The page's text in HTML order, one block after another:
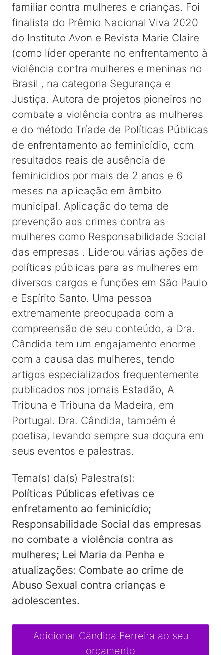
familiar contra mulheres e crianças. Foi
finalista do Prêmio Nacional Viva 2020
do Instituto Avon e Revista Marie Claire
(como líder operante no enfrentamento à
violência contra mulheres e meninas no
Brasil , na categoria Segurança e
Justiça. Autora de projetos pioneiros no
combate a violência contra as mulheres
e do método Tríade de Políticas Públicas
de enfrentamento ao feminicídio, com
resultados reais de ausência de
feminicidios por mais de 2 anos e 6
meses na aplicação em âmbito
municipal. Aplicação do tema de
prevenção aos crimes contra as
mulheres como Responsabilidade Social
das empresas . Liderou várias ações de
políticas públicas para as mulheres em
diversos cargos e funções em São Paulo
e Espírito Santo. Uma pessoa
extremamente preocupada com a
compreensão de seu conteúdo, a Dra.
Cândida tem um engajamento enorme
com a causa das mulheres, tendo
artigos especializados frequentemente
publicados nos jornais Estadão, A
Tribuna e Tribuna da Madeira, em
Portugal. Dra. Cândida, também é
poetisa, levando sempre sua doçura em
seus eventos e palestras.
Tema(s) da(s) Palestra(s):
Políticas Públicas efetivas de
enfretamento ao feminicídio;
Responsabilidade Social das empresas
no combate a violência contra as
mulheres; Lei Maria da Penha e
atualizações: Combate ao crime de
Abuso Sexual contra crianças e
adolescentes.
Adicionar Cândida Ferreira ao seu
orçamento